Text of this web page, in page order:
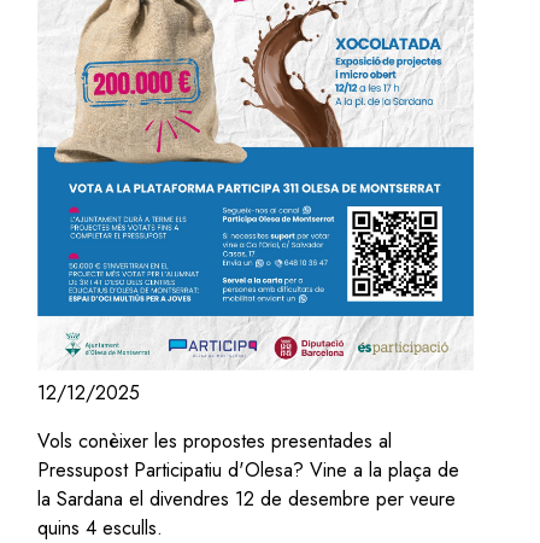
12/12/2025
Vols conèixer les propostes presentades al
Pressupost Participatiu d'Olesa? Vine a la plaça de
la Sardana el divendres 12 de desembre per veure
quins 4 esculls.